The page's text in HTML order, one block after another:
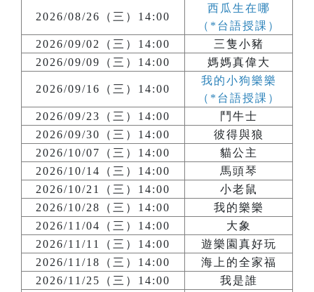
2026/08/26（三）14:00
西瓜生在哪
（*台語授課）
2026/09/02（三）14:00
三隻小豬
2026/09/09（三）14:00
媽媽真偉大
2026/09/16（三）14:00
我的小狗樂樂
（*台語授課）
2026/09/23（三）14:00
鬥牛士
2026/09/30（三）14:00
彼得與狼
2026/10/07（三）14:00
貓公主
2026/10/14（三）14:00
馬頭琴
2026/10/21（三）14:00
小老鼠
2026/10/28（三）14:00
我的樂樂
2026/11/04（三）14:00
大象
2026/11/11（三）14:00
遊樂園真好玩
2026/11/18（三）14:00
海上的全家福
2026/11/25（三）14:00
我是誰